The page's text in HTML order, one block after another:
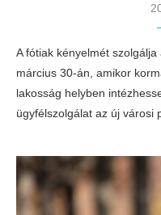
A fótiak kényelmét
március 30-án, amikor
lakosság helyben
ügyfélszolgálat az új városi